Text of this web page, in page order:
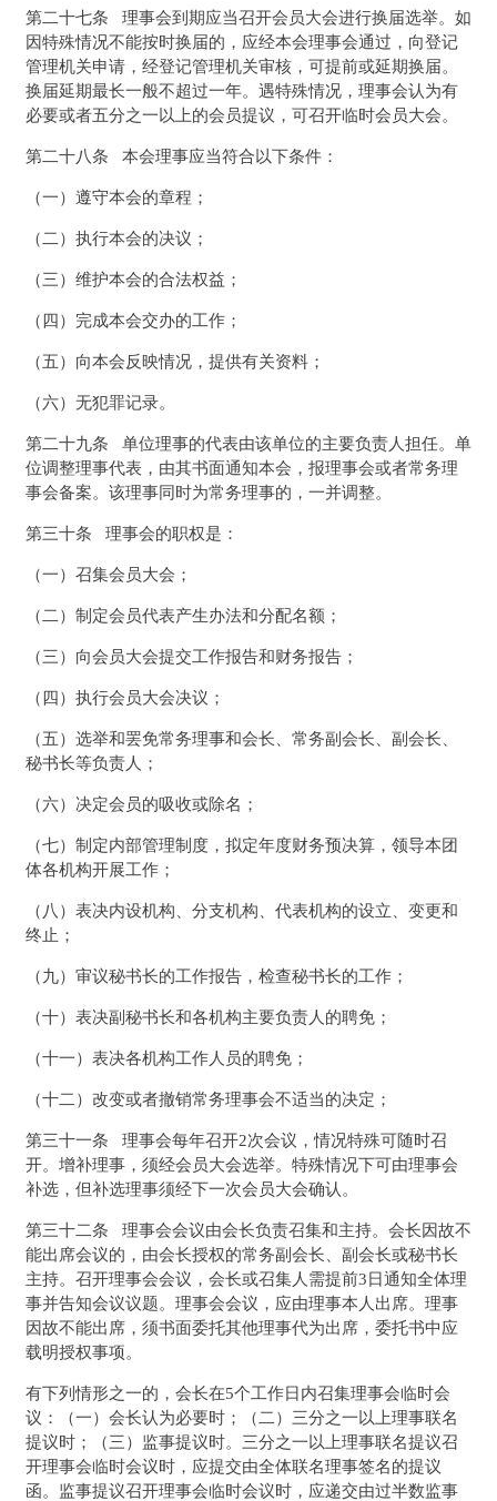
第二十七条 理事会到期应当召开会员大会进行换届选举。如
因特殊情况不能按时换届的，应经本会理事会通过，向登记
管理机关申请，经登记管理机关审核，可提前或延期换届。
换届延期最长一般不超过一年。遇特殊情况，理事会认为有
必要或者五分之一以上的会员提议，可召开临时会员大会。
第二十八条 本会理事应当符合以下条件：
（一）遵守本会的章程；
（二）执行本会的决议；
（三）维护本会的合法权益；
（四）完成本会交办的工作；
（五）向本会反映情况，提供有关资料；
（六）无犯罪记录。
第二十九条 单位理事的代表由该单位的主要负责人担任。单
位调整理事代表，由其书面通知本会，报理事会或者常务理
事会备案。该理事同时为常务理事的，一并调整。
第三十条 理事会的职权是：
（一）召集会员大会；
（二）制定会员代表产生办法和分配名额；
（三）向会员大会提交工作报告和财务报告；
（四）执行会员大会决议；
（五）选举和罢免常务理事和会长、常务副会长、副会长、
秘书长等负责人；
（六）决定会员的吸收或除名；
（七）制定内部管理制度，拟定年度财务预决算，领导本团
体各机构开展工作；
（八）表决内设机构、分支机构、代表机构的设立、变更和
终止；
（九）审议秘书长的工作报告，检查秘书长的工作；
（十）表决副秘书长和各机构主要负责人的聘免；
（十一）表决各机构工作人员的聘免；
（十二）改变或者撤销常务理事会不适当的决定；
第三十一条 理事会每年召开2次会议，情况特殊可随时召
开。增补理事，须经会员大会选举。特殊情况下可由理事会
补选，但补选理事须经下一次会员大会确认。
第三十二条 理事会会议由会长负责召集和主持。会长因故不
能出席会议的，由会长授权的常务副会长、副会长或秘书长
主持。召开理事会会议，会长或召集人需提前3日通知全体理
事并告知会议议题。理事会会议，应由理事本人出席。理事
因故不能出席，须书面委托其他理事代为出席，委托书中应
载明授权事项。
有下列情形之一的，会长在5个工作日内召集理事会临时会
议：（一）会长认为必要时；（二）三分之一以上理事联名
提议时；（三）监事提议时。三分之一以上理事联名提议召
开理事会临时会议时，应提交由全体联名理事签名的提议
函。监事提议召开理事会临时会议时，应递交由过半数监事